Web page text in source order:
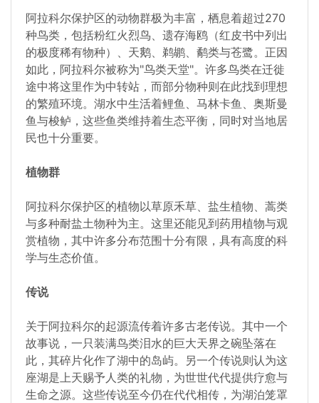
阿拉科尔保护区的动物群极为丰富，栖息着超过270
种鸟类，包括粉红火烈鸟、遗存海鸥（红皮书中列出
的极度稀有物种）、天鹅、鹈鹕、鹬类与苍鹭。正因
如此，阿拉科尔被称为"鸟类天堂"。许多鸟类在迁徙
途中将这里作为中转站，而部分物种则在此找到理想
的繁殖环境。湖水中生活着鲤鱼、马林卡鱼、奥斯曼
鱼与梭鲈，这些鱼类维持着生态平衡，同时对当地居
民也十分重要。
植物群
阿拉科尔保护区的植物以草原禾草、盐生植物、蒿类
与多种耐盐土物种为主。这里还能见到药用植物与观
赏植物，其中许多分布范围十分有限，具有高度的科
学与生态价值。
传说
关于阿拉科尔的起源流传着许多古老传说。其中一个
故事说，一只装满鸟类泪水的巨大天界之碗坠落在
此，其碎片化作了湖中的岛屿。另一个传说则认为这
座湖是上天赐予人类的礼物，为世世代代提供疗愈与
生命之源。这些传说至今仍在代代相传，为湖泊笼罩